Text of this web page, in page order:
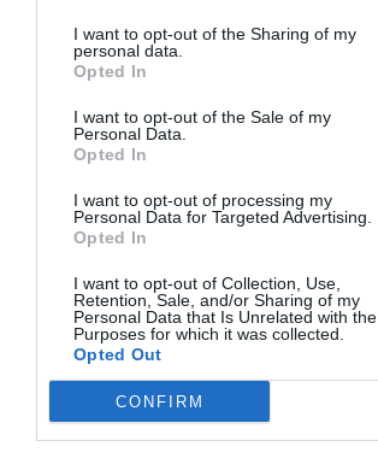
I want to opt-out of the Sharing of my
personal data.
Opted In
I want to opt-out of the Sale of my
Personal Data.
Opted In
I want to opt-out of processing my
Personal Data for Targeted Advertising.
Opted In
I want to opt-out of Collection, Use,
Retention, Sale, and/or Sharing of my
Personal Data that Is Unrelated with the
Purposes for which it was collected.
Opted Out
CONFIRM
conjunturals. Entre els estructurals,
tres. Primer, els obstacles que posa
públic a l’activitat econòmica, ja
sobreregulació, burocratització,
política. Segon, la manca d’inversió
en innovació, ja sigui per falta de
perquè no hi troba incentius, ja que
mà d’obra abundant i barata, o
de transferència tecnològica entre
empreses no està funcionant com
la dificultat de trobar talent. La
entre l’oferta i la demanda laboral,